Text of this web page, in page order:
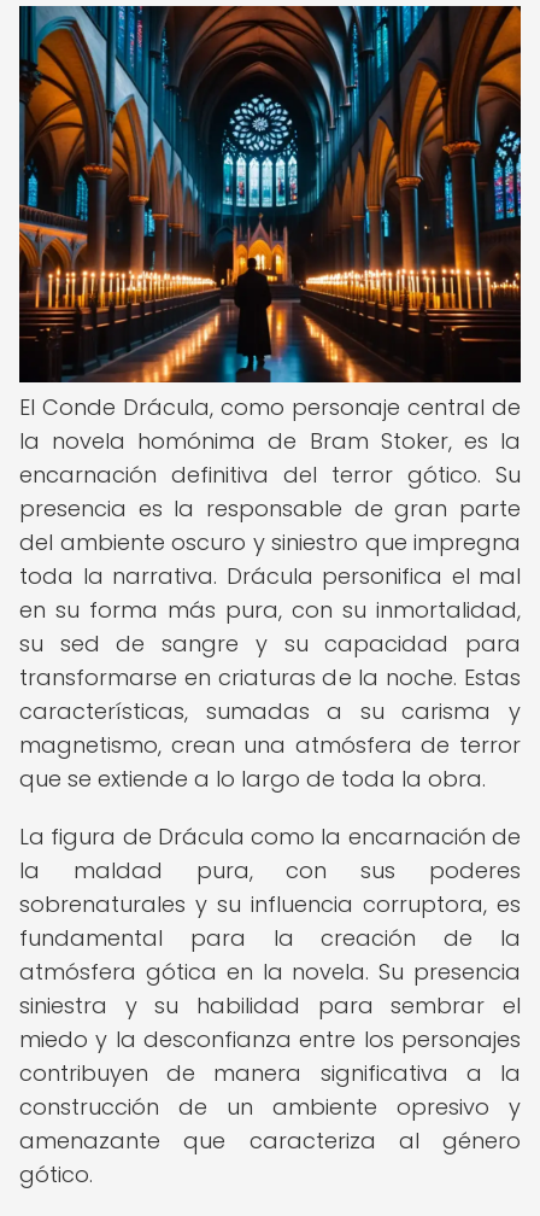
El Conde Drácula, como personaje central de
la novela homónima de Bram Stoker, es la
encarnación definitiva del terror gótico. Su
presencia es la responsable de gran parte
del ambiente oscuro y siniestro que impregna
toda la narrativa. Drácula personifica el mal
en su forma más pura, con su inmortalidad,
su sed de sangre y su capacidad para
transformarse en criaturas de la noche. Estas
características, sumadas a su carisma y
magnetismo, crean una atmósfera de terror
que se extiende a lo largo de toda la obra.
La figura de Drácula como la encarnación de
la maldad pura, con sus poderes
sobrenaturales y su influencia corruptora, es
fundamental para la creación de la
atmósfera gótica en la novela. Su presencia
siniestra y su habilidad para sembrar el
miedo y la desconfianza entre los personajes
contribuyen de manera significativa a la
construcción de un ambiente opresivo y
amenazante que caracteriza al género
gótico.